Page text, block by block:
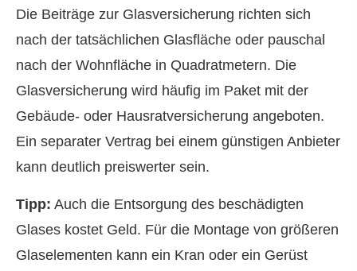
Die Beiträge zur Glasversicherung richten sich
nach der tatsächlichen Glasfläche oder pauschal
nach der Wohnfläche in Quadratmetern. Die
Glasversicherung wird häufig im Paket mit der
Gebäude- oder Haus­rat­ver­si­che­rung angeboten.
Ein separater Vertrag bei einem günstigen Anbieter
kann deutlich preiswerter sein.
Tipp: Auch die Entsorgung des beschädigten
Glases kostet Geld. Für die Montage von größeren
Glaselementen kann ein Kran oder ein Gerüst